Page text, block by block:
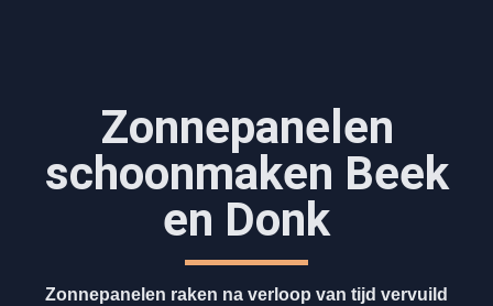
Zonnepanelen
schoonmaken Beek
en Donk
Zonnepanelen raken na verloop van tijd vervuild